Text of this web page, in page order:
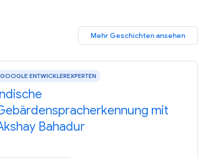
Mehr Geschichten ansehen
GOOGLE ENTWICKLEREXPERTEN
mit
Bahadur